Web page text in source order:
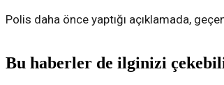
Polis daha önce yaptığı açıklamada,
Bu haberler de ilginizi